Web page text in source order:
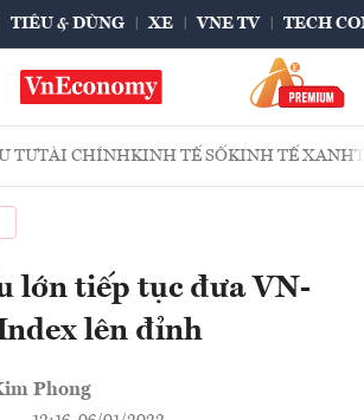
TIÊU & DÙNG XE VNE TV TECH
TƯTÀI CHÍNHKINH TẾ SỐKINH TẾ XANH
lớn tiếp tục đưa VN-
lên đỉnh
Phong